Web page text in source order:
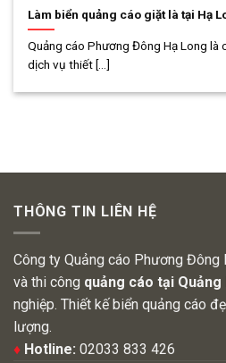
Làm biển quảng cáo giặt là tại Hạ
Quảng cáo Phương Đông Hạ Long là
dịch vụ thiết [...]
THÔNG TIN LIÊN HỆ
Công ty Quảng cáo Phương Đông
và thi công quảng cáo tại Quảng
nghiệp. Thiết kế biển quảng cáo
lượng.
♦ Hotline: 02033 833 426